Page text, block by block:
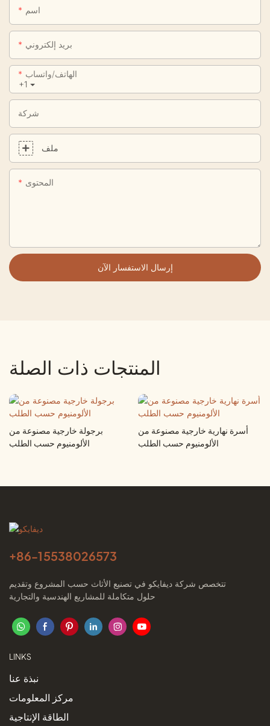
اسم
بريد إلكتروني
+1
الهاتف/واتساب
شركة
ملف
المحتوى
إرسال الاستفسار الآن
المنتجات ذات الصلة
برجولة خارجية مصنوعة من
الألومنيوم حسب الطلب
أسرة نهارية خارجية مصنوعة من
الألومنيوم حسب الطلب
+86-15538026573
تتخصص شركة ديفايكو في تصنيع الأثاث حسب المشروع وتقديم
حلول متكاملة للمشاريع الهندسية والتجارية
LINKS
نبذة عنا
مركز المعلومات
الطاقة الإنتاجية